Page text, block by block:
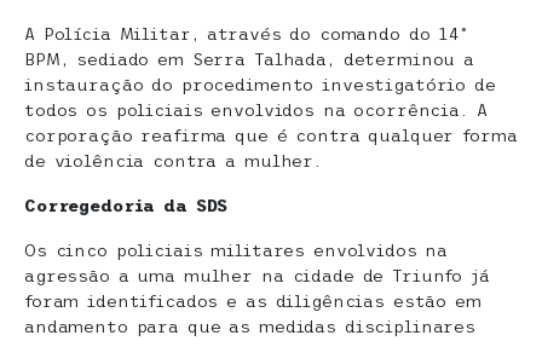
A Polícia Militar, através do comando do 14°
BPM, sediado em Serra Talhada, determinou a
instauração do procedimento investigatório de
todos os policiais envolvidos na ocorrência. A
corporação reafirma que é contra qualquer forma
de violência contra a mulher.
Corregedoria da SDS
Os cinco policiais militares envolvidos na
agressão a uma mulher na cidade de Triunfo já
foram identificados e as diligências estão em
andamento para que as medidas disciplinares